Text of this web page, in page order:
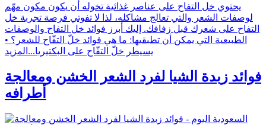
يحتوي خل التفاح على عناصر غذائية تخوله أن يكون مكون مهّم
لوصفات الشعر والتي تعالج مشاكله، لذا لا تفوتي فرصة تجربة خل
التفاح على شعرك قبل زفافك. إليك أبرز فوائد خل التفاح والوصفات
الطبيعية التي يمكن أن تطبقيها: ما هي فوائد خلّ التفّاح للشعر؟ •
يسيطر خلّ التفّاح على البكتيريا... المزيد
فوائد زبدة الشيا لفرد الشعر الخشن ومعالجة
أطرافه